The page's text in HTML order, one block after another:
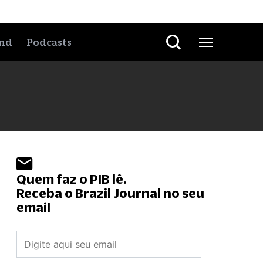
Podcasts
Quem faz o PIB lê.
Receba o Brazil Journal no seu
email